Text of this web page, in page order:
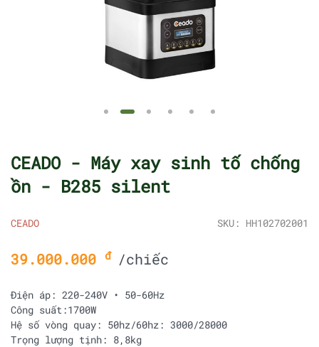
CEADO - Máy xay sinh tố chống
ồn - B285 silent
CEADO SKU: HH102702001
39.000.000 đ /chiếc
Điện áp: 220-240V • 50-60Hz
Công suất:1700W
Hệ số vòng quay: 50hz/60hz: 3000/28000
Trọng lượng tịnh: 8,8kg